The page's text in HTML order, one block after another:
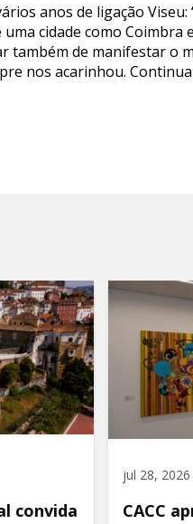
anos de ligação Viseu:
cidade como Coimbra
também de manifestar o
nos acarinhou.
convida
jul 28, 2026
CACC